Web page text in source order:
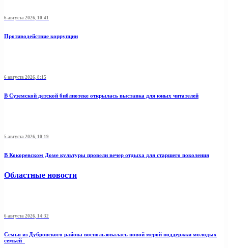
6 августа 2026, 10:41
Противодействие коррупции
6 августа 2026, 8:15
В Суземской детской библиотеке открылась выставка для юных читателей
5 августа 2026, 10:19
В Кокоревском Доме культуры провели вечер отдыха для старшего поколения
Областные новости
6 августа 2026, 14:32
Семья из Дубровского района воспользовалась новой мерой поддержки молодых
семьей